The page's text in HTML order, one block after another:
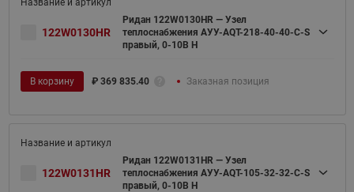
122W0130HR
Ридан 122W0130HR — Узел
теплоснабжения АУУ-AQT-218-40-40-C-S
правый, 0-10В H
В корзину ₽ 369 835.40 Заказная позиция
122W0131HR
Ридан 122W0131HR — Узел
теплоснабжения АУУ-AQT-105-32-32-C-S
правый, 0-10В H